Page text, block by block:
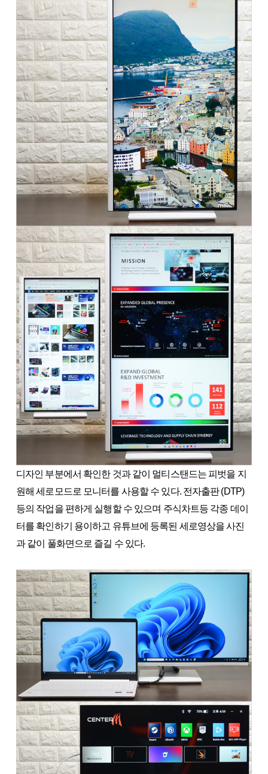
디자인 부분에서 확인한 것과 같이 멀티스탠드는 피벗을 지
원해 세로모드로 모니터를 사용할 수 있다. 전자출판 (DTP)
등의 작업을 편하게 실행할 수 있으며 주식차트등 각종 데이
터를 확인하기 용이하고 유튜브에 등록된 세로영상을 사진
과 같이 풀화면으로 즐길 수 있다.